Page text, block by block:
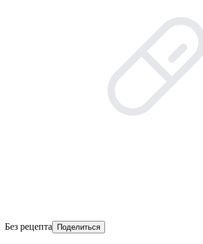
Без рецепта Поделиться